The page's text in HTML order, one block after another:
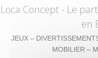
Loca Concept - Le
en
JEUX –
MOBILIER –